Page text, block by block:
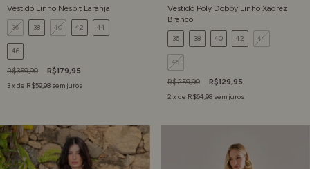
Vestido Linho Nesbit Laranja
36 38 40 42 44
46
R$359,90
R$179,95
3x de R$59,98 sem juros
Vestido Poly Dobby Linho Xadrez
Branco
36 38 40 42 44
46
R$259,90
R$129,95
2 x de R$64,98 sem juros